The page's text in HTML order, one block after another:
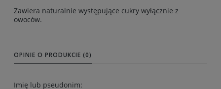
Zawiera naturalnie występujące cukry wyłącznie z
owoców.
OPINIE O PRODUKCIE (0)
Imię lub pseudonim: